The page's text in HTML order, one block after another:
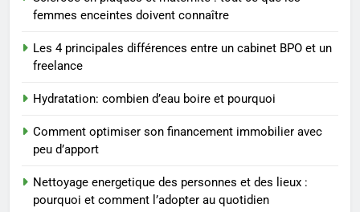
ENTREPRISE
3
substituts de repas : guide et
conseils pratiques
BIEN ÊTRE
Postures de yoga essentielles
femmes enceintes doivent connaître
Les 4 principales différences entre un cabinet BPO et un
freelance
Hydratation: combien d’eau boire et pourquoi
Comment optimiser son financement immobilier avec
peu d’apport
Nettoyage energetique des personnes et des lieux :
pourquoi et comment l’adopter au quotidien